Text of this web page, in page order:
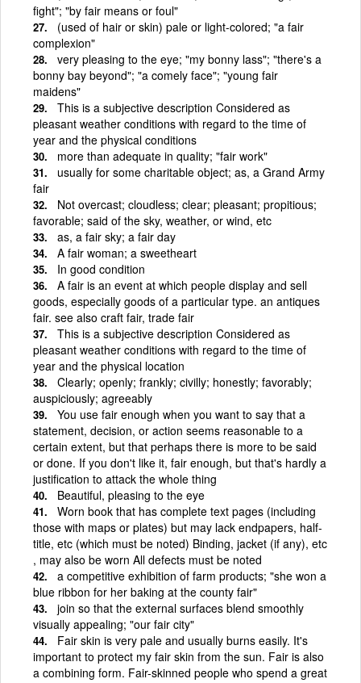
fight"; "by fair means or foul"
(used of hair or skin) pale or light-colored; "a fair
complexion"
very pleasing to the eye; "my bonny lass"; "there's a
bonny bay beyond"; "a comely face"; "young fair
maidens"
This is a subjective description Considered as
pleasant weather conditions with regard to the time of
year and the physical conditions
more than adequate in quality; "fair work"
usually for some charitable object; as, a Grand Army
fair
Not overcast; cloudless; clear; pleasant; propitious;
favorable; said of the sky, weather, or wind, etc
as, a fair sky; a fair day
A fair woman; a sweetheart
In good condition
A fair is an event at which people display and sell
goods, especially goods of a particular type. an antiques
fair. see also craft fair, trade fair
This is a subjective description Considered as
pleasant weather conditions with regard to the time of
year and the physical location
Clearly; openly; frankly; civilly; honestly; favorably;
auspiciously; agreeably
You use fair enough when you want to say that a
statement, decision, or action seems reasonable to a
certain extent, but that perhaps there is more to be said
or done. If you don't like it, fair enough, but that's hardly a
justification to attack the whole thing
Beautiful, pleasing to the eye
Worn book that has complete text pages (including
those with maps or plates) but may lack endpapers, half-
title, etc (which must be noted) Binding, jacket (if any), etc
, may also be worn All defects must be noted
a competitive exhibition of farm products; "she won a
blue ribbon for her baking at the county fair"
join so that the external surfaces blend smoothly
visually appealing; "our fair city"
Fair skin is very pale and usually burns easily. It's
important to protect my fair skin from the sun. Fair is also
a combining form. Fair-skinned people who spend a great